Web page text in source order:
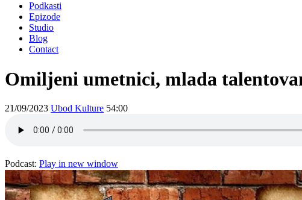
Podkasti
Epizode
Studio
Blog
Contact
Omiljeni umetnici, mlada
21/09/2023 Ubod Kulture 54:00
Podcast: Play in new window